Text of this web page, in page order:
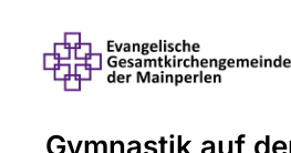
Gymnastik auf